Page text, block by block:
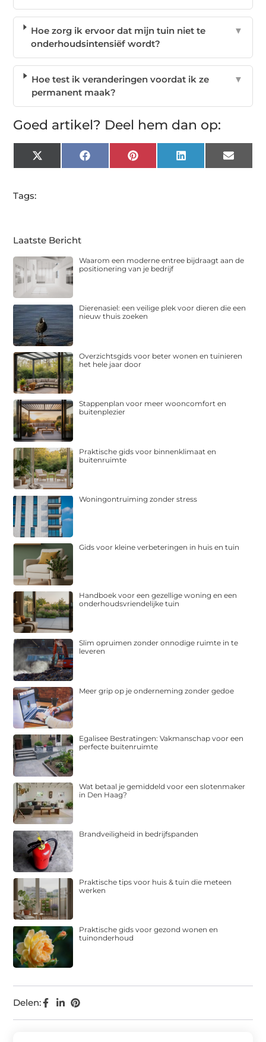
Hoe zorg ik ervoor dat mijn tuin niet te
onderhoudsintensiëf wordt?
▼
Hoe test ik veranderingen voordat ik ze
permanent maak?
▼
Goed artikel? Deel hem dan op:
X
(Twitter)
FacebookPinterest LinkedIn Email
Tags:
Delen:
Laatste Bericht
Waarom een moderne entree bijdraagt aan de
positionering van je bedrijf
Dierenasiel: een veilige plek voor dieren die een
nieuw thuis zoeken
Overzichtsgids voor beter wonen en tuinieren
het hele jaar door
Stappenplan voor meer wooncomfort en
buitenplezier
Praktische gids voor binnenklimaat en
buitenruimte
Woningontruiming zonder stress
Gids voor kleine verbeteringen in huis en tuin
Handboek voor een gezellige woning en een
onderhoudsvriendelijke tuin
Slim opruimen zonder onnodige ruimte in te
leveren
Meer grip op je onderneming zonder gedoe
Egalisee Bestratingen: Vakmanschap voor een
perfecte buitenruimte
Wat betaal je gemiddeld voor een slotenmaker
in Den Haag?
Brandveiligheid in bedrijfspanden
Praktische tips voor huis & tuin die meteen
werken
Praktische gids voor gezond wonen en
tuinonderhoud